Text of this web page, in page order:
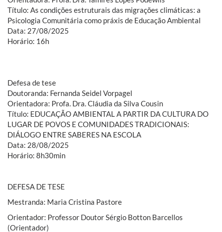
Título: As condições estruturais das migrações climáticas: a
Psicologia Comunitária como práxis de Educação Ambiental
Data: 27/08/2025
Horário: 16h
Defesa de tese
Doutoranda: Fernanda Seidel Vorpagel
Orientadora: Profa. Dra. Cláudia da Silva Cousin
Título: EDUCAÇÃO AMBIENTAL A PARTIR DA CULTURA DO
LUGAR DE POVOS E COMUNIDADES TRADICIONAIS:
DIÁLOGO ENTRE SABERES NA ESCOLA
Data: 28/08/2025
Horário: 8h30min
DEFESA DE TESE
Mestranda: Maria Cristina Pastore
Orientador: Professor Doutor Sérgio Botton Barcellos
(Orientador)